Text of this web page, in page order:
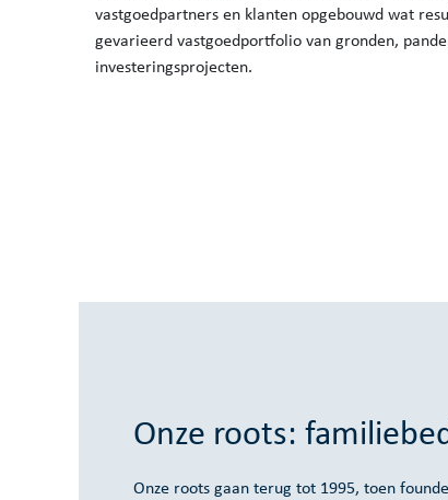
vastgoedpartners en klanten opgebouwd wat
gevarieerd vastgoedportfolio van gronden,
investeringsprojecten.
Onze roots:
Onze roots gaan terug tot 1995, toen